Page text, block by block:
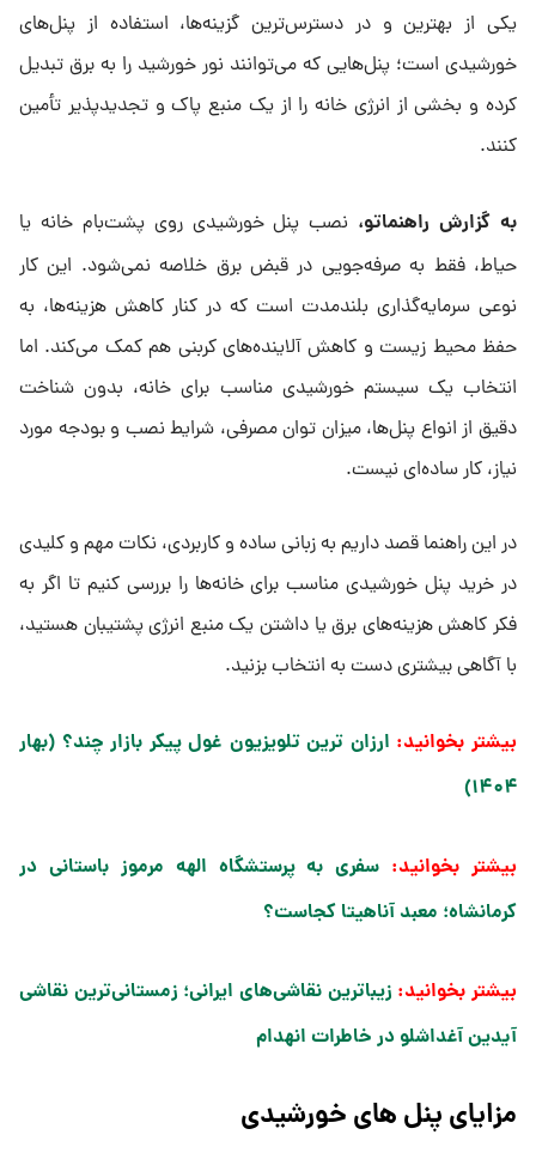
یکی از بهترین و در دسترس‌ترین گزینه‌ها، استفاده از پنل‌های
خورشیدی است؛ پنل‌هایی که می‌توانند نور خورشید را به برق تبدیل
کرده و بخشی از انرژی خانه را از یک منبع پاک و تجدیدپذیر تأمین
کنند.
به گزارش راهنماتو، نصب پنل خورشیدی روی پشت‌بام خانه یا
حیاط، فقط به صرفه‌جویی در قبض برق خلاصه نمی‌شود. این کار
نوعی سرمایه‌گذاری بلندمدت است که در کنار کاهش هزینه‌ها، به
حفظ محیط زیست و کاهش آلاینده‌های کربنی هم کمک می‌کند. اما
انتخاب یک سیستم خورشیدی مناسب برای خانه، بدون شناخت
دقیق از انواع پنل‌ها، میزان توان مصرفی، شرایط نصب و بودجه مورد
نیاز، کار ساده‌ای نیست.
در این راهنما قصد داریم به زبانی ساده و کاربردی، نکات مهم و کلیدی
در خرید پنل خورشیدی مناسب برای خانه‌ها را بررسی کنیم تا اگر به
فکر کاهش هزینه‌های برق یا داشتن یک منبع انرژی پشتیبان هستید،
با آگاهی بیشتری دست به انتخاب بزنید.
بیشتر بخوانید: ارزان ترین تلویزیون غول پیکر بازار چند؟ (بهار
۱۴۰۴)​
بیشتر بخوانید: سفری به پرستشگاه الهه مرموز باستانی در
کرمانشاه؛ معبد آناهیتا کجاست؟
بیشتر بخوانید: زیباترین نقاشی‌های ایرانی؛ زمستانی‌ترین نقاشی
آیدین آغداشلو در خاطرات انهدام​
مزایای پنل های خورشیدی